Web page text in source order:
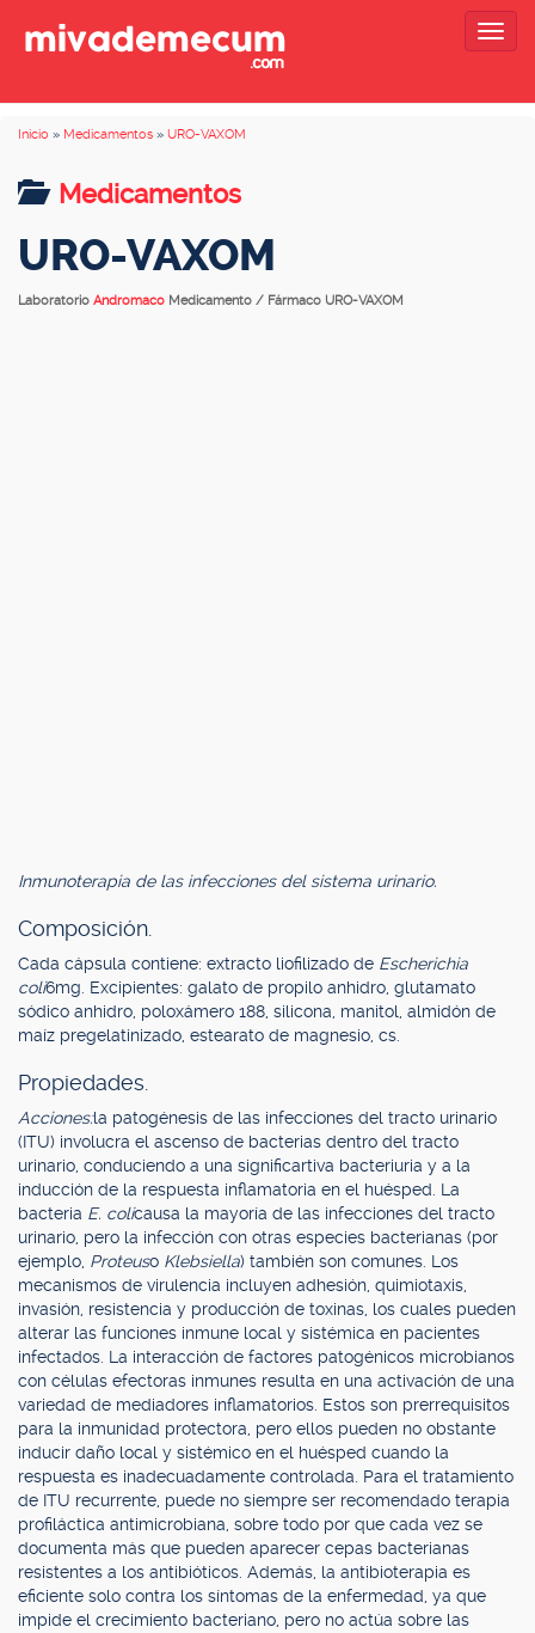
Inicio » Medicamentos » URO-VAXOM
Medicamentos
URO-VAXOM
Laboratorio Andromaco Medicamento / Fármaco URO-VAXOM
Inmunoterapia de las infecciones del sistema urinario.
Composición.
Cada cápsula contiene: extracto liofilizado de Escherichia
coli6mg. Excipientes: galato de propilo anhidro, glutamato
sódico anhidro, poloxámero 188, silicona, manitol, almidón de
maíz pregelatinizado, estearato de magnesio, cs.
Propiedades.
Acciones:la patogénesis de las infecciones del tracto urinario
(ITU) involucra el ascenso de bacterias dentro del tracto
urinario, conduciendo a una significartiva bacteriuria y a la
inducción de la respuesta inflamatoria en el huésped. La
bacteria E. colicausa la mayoría de las infecciones del tracto
urinario, pero la infección con otras especies bacterianas (por
ejemplo, Proteuso Klebsiella) también son comunes. Los
mecanismos de virulencia incluyen adhesión, quimiotaxis,
invasión, resistencia y producción de toxinas, los cuales pueden
alterar las funciones inmune local y sistémica en pacientes
infectados. La interacción de factores patogénicos microbianos
con células efectoras inmunes resulta en una activación de una
variedad de mediadores inflamatorios. Estos son prerrequisitos
para la inmunidad protectora, pero ellos pueden no obstante
inducir daño local y sistémico en el huésped cuando la
respuesta es inadecuadamente controlada. Para el tratamiento
de ITU recurrente, puede no siempre ser recomendado terapia
profiláctica antimicrobiana, sobre todo por que cada vez se
documenta más que pueden aparecer cepas bacterianas
resistentes a los antibióticos. Además, la antibioterapia es
eficiente solo contra los síntomas de la enfermedad, ya que
impide el crecimiento bacteriano, pero no actúa sobre las